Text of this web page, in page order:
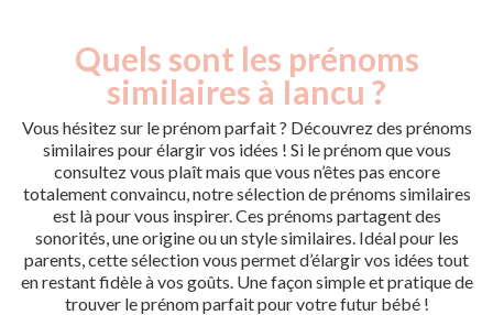
Quels sont les prénoms
similaires à Iancu ?
Vous hésitez sur le prénom parfait ? Découvrez des prénoms
similaires pour élargir vos idées ! Si le prénom que vous
consultez vous plaît mais que vous n’êtes pas encore
totalement convaincu, notre sélection de prénoms similaires
est là pour vous inspirer. Ces prénoms partagent des
sonorités, une origine ou un style similaires. Idéal pour les
parents, cette sélection vous permet d’élargir vos idées tout
en restant fidèle à vos goûts. Une façon simple et pratique de
trouver le prénom parfait pour votre futur bébé !